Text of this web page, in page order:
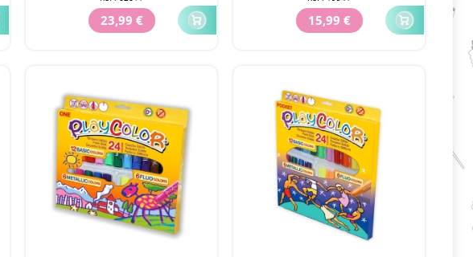
23,99 € 15,99 €